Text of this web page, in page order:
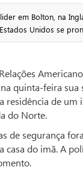
em Bolton, na
Unidos se
quinta-feira
residência de um
do Norte.
de segurança
casa do imã. A